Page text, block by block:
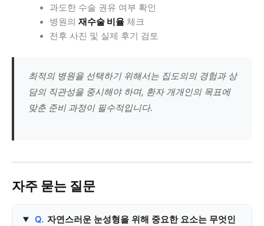
과도한 수술 권유 여부 확인
병원의 재수술 비율체크
전후 사진 및 실제 후기 검토
최적의 병원을 선택하기 위해서는 집도의의 경험과 상
담의 직관성을 중시해야 하며, 환자 개개인의 목표에
맞춘 준비 과정이 필수적입니다.
자주 묻는 질문
Q. 자연스러운 눈성형을 위해 중요한 요소는 무엇인